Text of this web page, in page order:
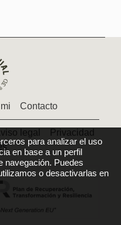
Contacto
legal
Privacidad
para analizar el uso
en base a un perfil
navegación. Puedes
o desactivarlas en